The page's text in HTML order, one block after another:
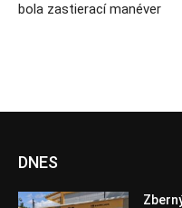
bola zastierací manéver
DNES